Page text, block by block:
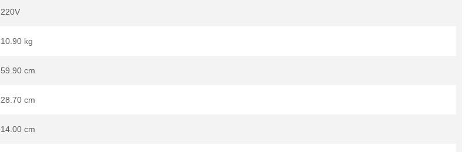
220V
10.90 kg
59.90 cm
28.70 cm
14.00 cm